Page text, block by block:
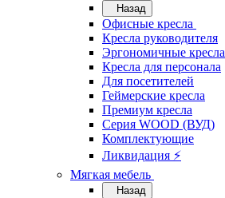
Назад
Офисные кресла
Кресла руководителя
Эргономичные кресла
Кресла для персонала
Для посетителей
Геймерские кресла
Премиум кресла
Серия WOOD (ВУД)
Комплектующие
Ликвидация ⚡
Мягкая мебель
Назад